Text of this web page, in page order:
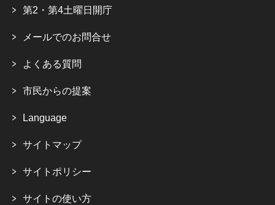
第2・第4土曜日開庁
メールでのお問合せ
よくある質問
市民からの提案
Language
サイトマップ
サイトポリシー
サイトの使い方